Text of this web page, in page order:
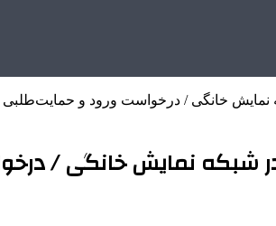
نمایش خانگی / درخواست ورود و
شبکه نمایش خانگی /